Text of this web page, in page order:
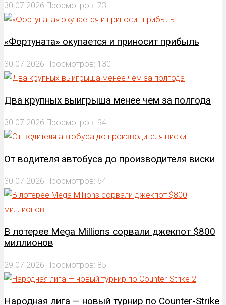
30.07.2026 Просмотров: 73
«Фортуната» окупается и приносит прибыль
30.07.2026 Просмотров: 130
Два крупных выигрыша менее чем за полгода
30.07.2026 Просмотров: 94
От водителя автобуса до производителя виски
30.07.2026 Просмотров: 64
В лотерее Mega Millions сорвали джекпот $800
миллионов
29.07.2026 Просмотров: 85
Народная лига — новый турнир по Counter-Strike